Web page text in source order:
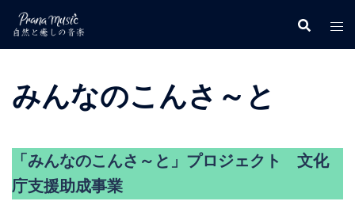
テ
みんなのこんさ～と
「みんなのこんさ～と」プロジェクト 文化
庁支援助成事業